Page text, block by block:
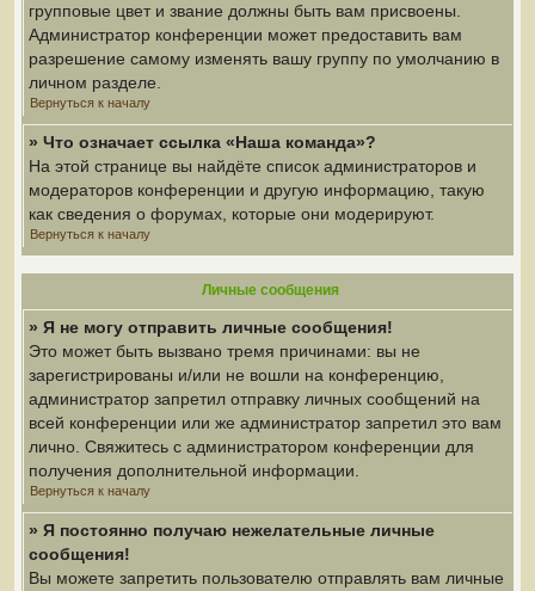
групповые цвет и звание должны быть вам присвоены.
Администратор конференции может предоставить вам
разрешение самому изменять вашу группу по умолчанию в
личном разделе.
Вернуться к началу
» Что означает ссылка «Наша команда»?
На этой странице вы найдёте список администраторов и
модераторов конференции и другую информацию, такую
как сведения о форумах, которые они модерируют.
Вернуться к началу
Личные сообщения
» Я не могу отправить личные сообщения!
Это может быть вызвано тремя причинами: вы не
зарегистрированы и/или не вошли на конференцию,
администратор запретил отправку личных сообщений на
всей конференции или же администратор запретил это вам
лично. Свяжитесь с администратором конференции для
получения дополнительной информации.
Вернуться к началу
» Я постоянно получаю нежелательные личные
сообщения!
Вы можете запретить пользователю отправлять вам личные